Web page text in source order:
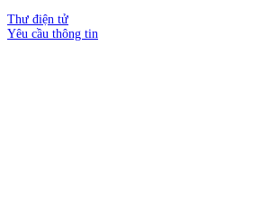
Thư điện tử
Yêu cầu thông tin